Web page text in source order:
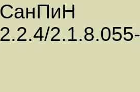
СанПиН
2.2.4/